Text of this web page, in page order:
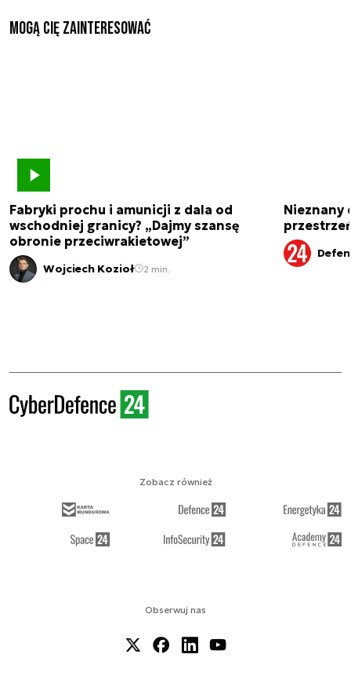
Mogą Cię zainteresować
Fabryki prochu i amunicji z dala od
wschodniej granicy? „Dajmy szansę
obronie przeciwrakietowej”
Wojciech Kozioł 2 min.
Nieznany
Obserwuj nas
Zobacz również